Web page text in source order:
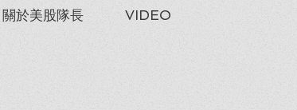
關於美股隊長 VIDEO